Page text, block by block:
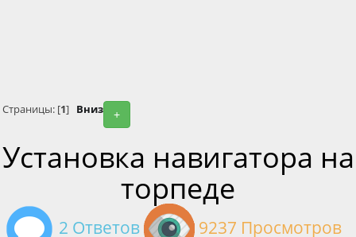
+
Страницы: [1] Вниз
Установка навигатора на
торпеде
2 Ответов 9237 Просмотров